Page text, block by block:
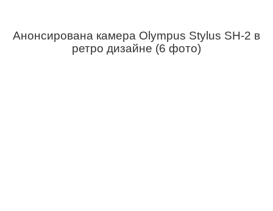
Анонсирована камера Olympus Stylus SH-2 в
ретро дизайне (6 фото)